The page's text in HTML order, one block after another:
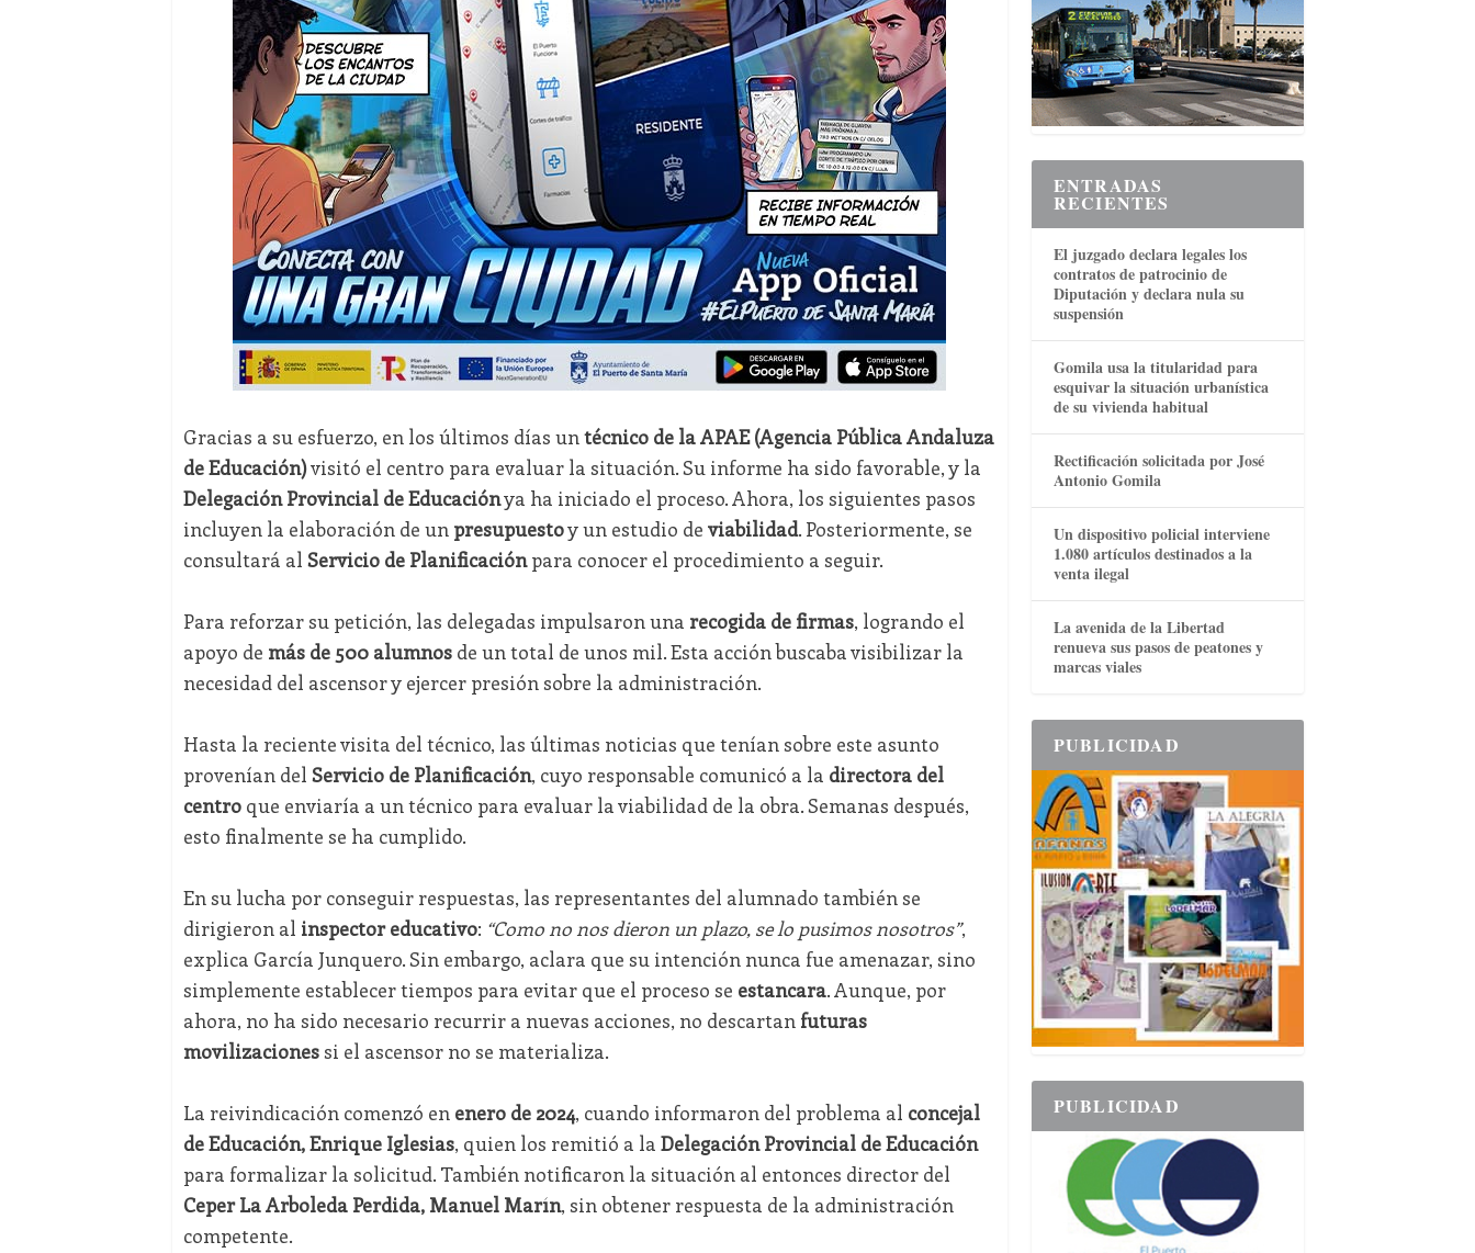
Gracias a su esfuerzo, en los últimos días un técnico de la APAE (Agencia Pública Andaluza
de Educación)visitó el centro para evaluar la situación. Su informe ha sido favorable, y la
Delegación Provincial de Educaciónya ha iniciado el proceso. Ahora, los siguientes pasos
incluyen la elaboración de un presupuestoy un estudio de viabilidad. Posteriormente, se
consultará al Servicio de Planificaciónpara conocer el procedimiento a seguir.
Para reforzar su petición, las delegadas impulsaron una recogida de firmas, logrando el
apoyo de más de 500 alumnosde un total de unos mil. Esta acción buscaba visibilizar la
necesidad del ascensor y ejercer presión sobre la administración.
Hasta la reciente visita del técnico, las últimas noticias que tenían sobre este asunto
provenían del Servicio de Planificación, cuyo responsable comunicó a la directora del
centroque enviaría a un técnico para evaluar la viabilidad de la obra. Semanas después,
esto finalmente se ha cumplido.
En su lucha por conseguir respuestas, las representantes del alumnado también se
dirigieron al inspector educativo: “Como no nos dieron un plazo, se lo pusimos nosotros”,
explica García Junquero. Sin embargo, aclara que su intención nunca fue amenazar, sino
simplemente establecer tiempos para evitar que el proceso se estancara. Aunque, por
ahora, no ha sido necesario recurrir a nuevas acciones, no descartan futuras
movilizacionessi el ascensor no se materializa.
La reivindicación comenzó en enero de 2024, cuando informaron del problema al concejal
de Educación, Enrique Iglesias, quien los remitió a la Delegación Provincial de Educación
para formalizar la solicitud. También notificaron la situación al entonces director del
Ceper La Arboleda Perdida, Manuel Marín, sin obtener respuesta de la administración
competente.
ENTRADAS
RECIENTES
El juzgado declara legales los
contratos de patrocinio de
Diputación y declara nula su
suspensión
Gomila usa la titularidad para
esquivar la situación urbanística
de su vivienda habitual
Rectificación solicitada por José
Antonio Gomila
Un dispositivo policial interviene
1.080 artículos destinados a la
venta ilegal
La avenida de la Libertad
renueva sus pasos de peatones y
marcas viales
PUBLICIDAD
PUBLICIDAD